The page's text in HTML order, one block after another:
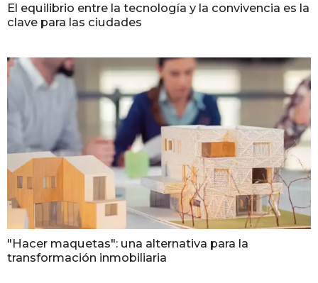
El equilibrio entre la tecnología y la convivencia es la
clave para las ciudades
"Hacer maquetas": una alternativa para la
transformación inmobiliaria